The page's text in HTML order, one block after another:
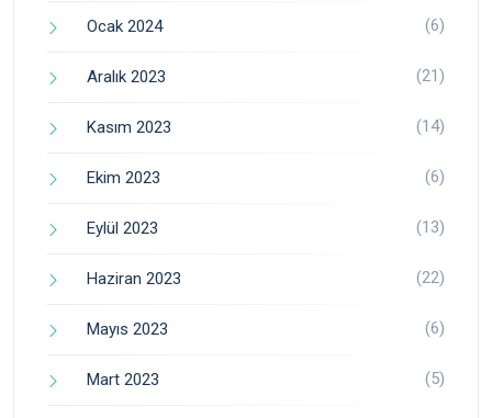
Ocak 2024 (6)
Aralık 2023 (21)
Kasım 2023 (14)
Ekim 2023 (6)
Eylül 2023 (13)
Haziran 2023 (22)
Mayıs 2023 (6)
Mart 2023 (5)